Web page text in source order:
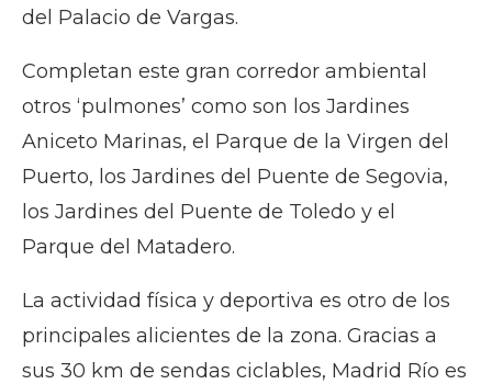
del Palacio de Vargas.
Completan este gran corredor ambiental
otros ‘pulmones’ como son los Jardines
Aniceto Marinas, el Parque de la Virgen del
Puerto, los Jardines del Puente de Segovia,
los Jardines del Puente de Toledo y el
Parque del Matadero.
La actividad física y deportiva es otro de los
principales alicientes de la zona. Gracias a
sus 30 km de sendas ciclables, Madrid Río es